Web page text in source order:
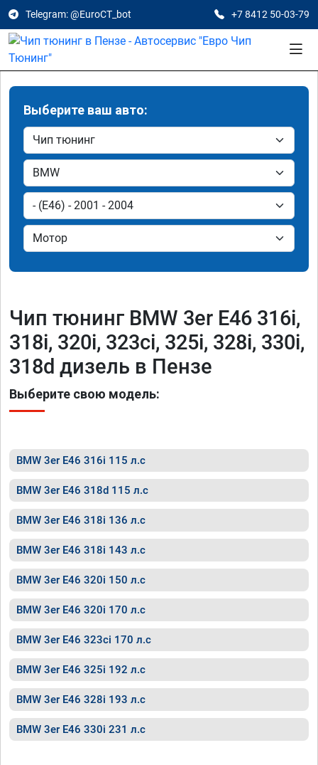
Telegram: @EuroCT_bot +7 8412 50-03-79
Выберите ваш авто:
Чип тюнинг BMW 3er E46 316i,
318i, 320i, 323ci, 325i, 328i, 330i,
318d дизель в Пензе
Выберите свою модель:
BMW 3er E46 316i 115 л.с
BMW 3er E46 318d 115 л.с
BMW 3er E46 318i 136 л.с
BMW 3er E46 318i 143 л.с
BMW 3er E46 320i 150 л.с
BMW 3er E46 320i 170 л.с
BMW 3er E46 323ci 170 л.с
BMW 3er E46 325i 192 л.с
BMW 3er E46 328i 193 л.с
BMW 3er E46 330i 231 л.с